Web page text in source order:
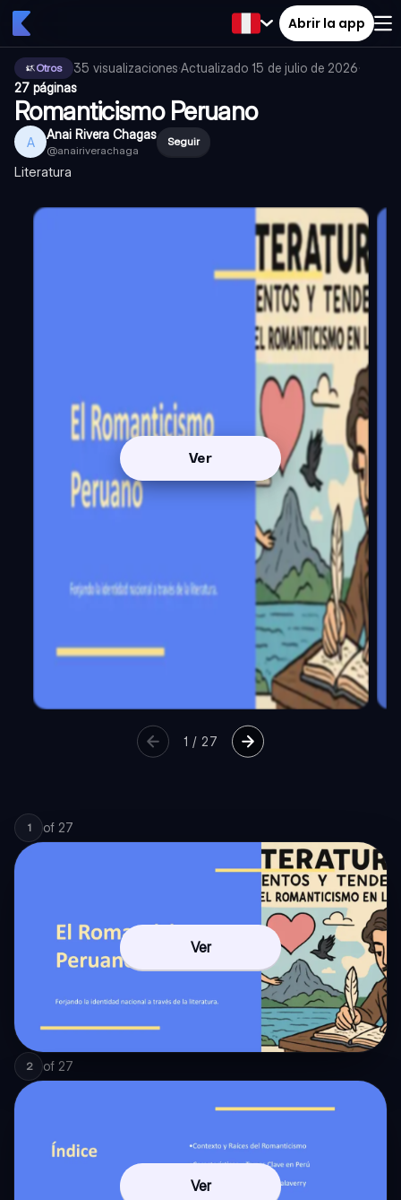
Abrir la app
Otros 35 visualizaciones·Actualizado 15 de julio de 2026·
27 páginas
Romanticismo Peruano
A Anai Rivera Chagas
@anairiverachaga
Seguir
Literatura
Ver
1 / 27
1 of 27
Ver
2 of 27
Ver